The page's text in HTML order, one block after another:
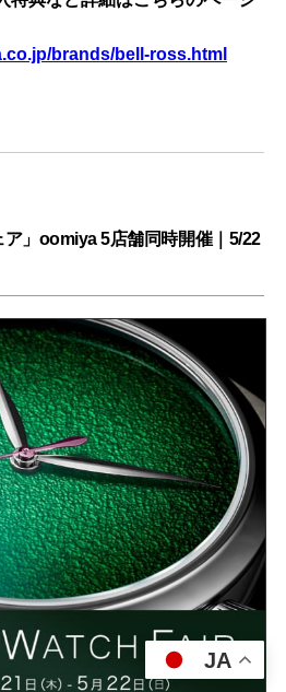
brands/bell-ross.html
ア」oomiya 5店舗同時開催｜5/22
JA